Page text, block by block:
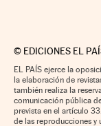
© EDICIONES EL
EL PAÍS ejerce la
la elaboración de
también realiza la
comunicación pública
prevista en el artículo
de las reproducciones y